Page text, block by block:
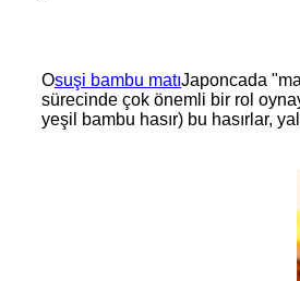
Osuşi bambu matıJaponcada
sürecinde çok önemli bir rol
yeşil bambu hasır) bu hasırlar,